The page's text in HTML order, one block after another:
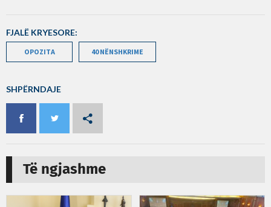
FJALË KRYESORE:
OPOZITA 40 NËNSHKRIME
SHPËRNDAJE
Të ngjashme